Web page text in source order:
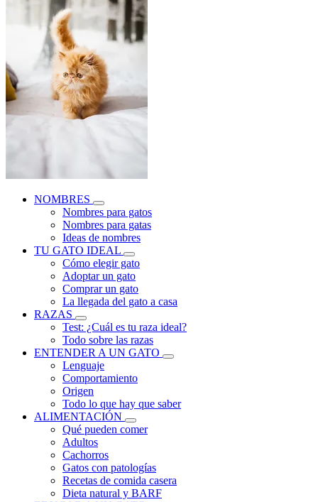
NOMBRES
Nombres para gatos
Nombres para gatas
Ideas de nombres
TU GATO IDEAL
Cómo elegir gato
Adoptar un gato
Comprar un gato
La llegada del gato a casa
RAZAS
Test: ¿Cuál es tu raza ideal?
Todo sobre las razas
ENTENDER A UN GATO
Lenguaje
Comportamiento
Origen
Todo lo que hay que saber
ALIMENTACIÓN
Qué pueden comer
Adultos
Cachorros
Gatos con patologías
Recetas de comida casera
Dieta natural y BARF